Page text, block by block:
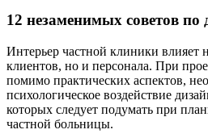
12 незаменимых советов по
Интерьер частной клиники влияет
клиентов, но и персонала. При
помимо практических аспектов,
психологическое воздействие
которых следует подумать при
частной больницы.